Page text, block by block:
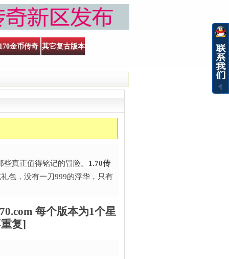
金币传奇 其它复古版本
真正值得铭记的冒险。​ 1.70传
包，没有一刀999的浮华，只有
每个版本为1个星
复]